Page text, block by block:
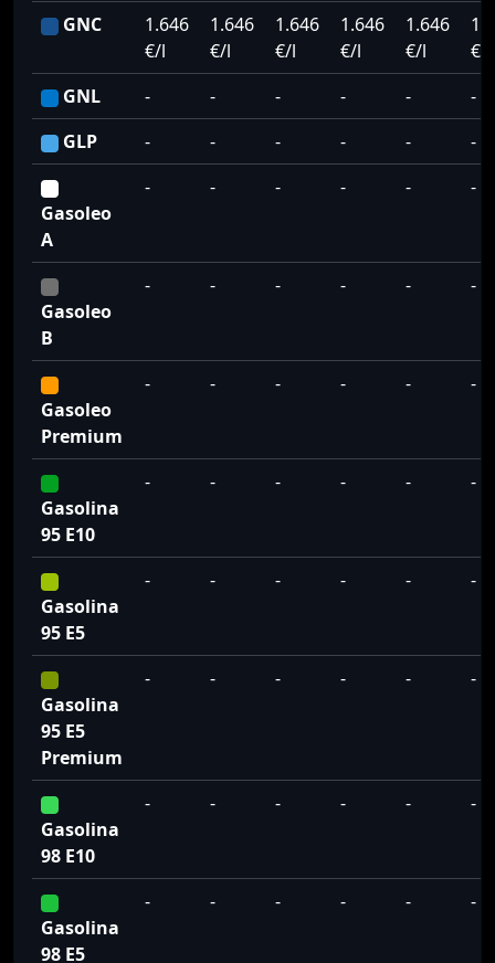
GNC
1.646
€/l
1.646
€/l
1.646
€/l
1.646
€/l
1.646
€/l
€/l
GNL
- - - - -
-
GLP
- - - - - -
Gasoleo
A
- - - - - -
Gasoleo
B
- - - - - -
Gasoleo
Premium
- - - - - -
Gasolina
95 E10
- - - - - -
Gasolina
95 E5
- - - - - -
Gasolina
95 E5
Premium
- - - - - -
Gasolina
98 E10
- - - - - -
Gasolina
98 E5
- - - - - -